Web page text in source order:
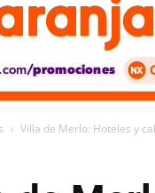
Villa de Merlo: Hoteles y